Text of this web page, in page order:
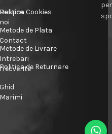
Despre
noi
Contact
Intrebari
frecvente
Ghid
Marimi
Politica Cookies
Metode de Plata
Metode de Livrare
Politica de Returnare